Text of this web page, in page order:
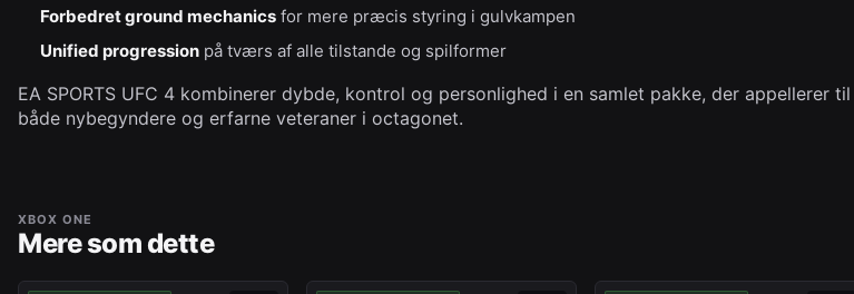
Forbedret ground mechanics for mere præcis styring i gulvkampen
Unified progression på tværs af alle tilstande og spilformer
EA SPORTS UFC 4 kombinerer dybde, kontrol og personlighed i en samlet pakke, der appellerer til
både nybegyndere og erfarne veteraner i octagonet.
XBOX ONE
Mere som dette